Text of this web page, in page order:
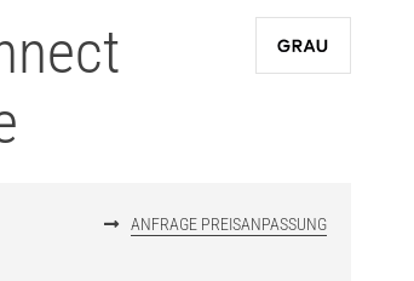
ANFRAGE PREISANPASSUNG